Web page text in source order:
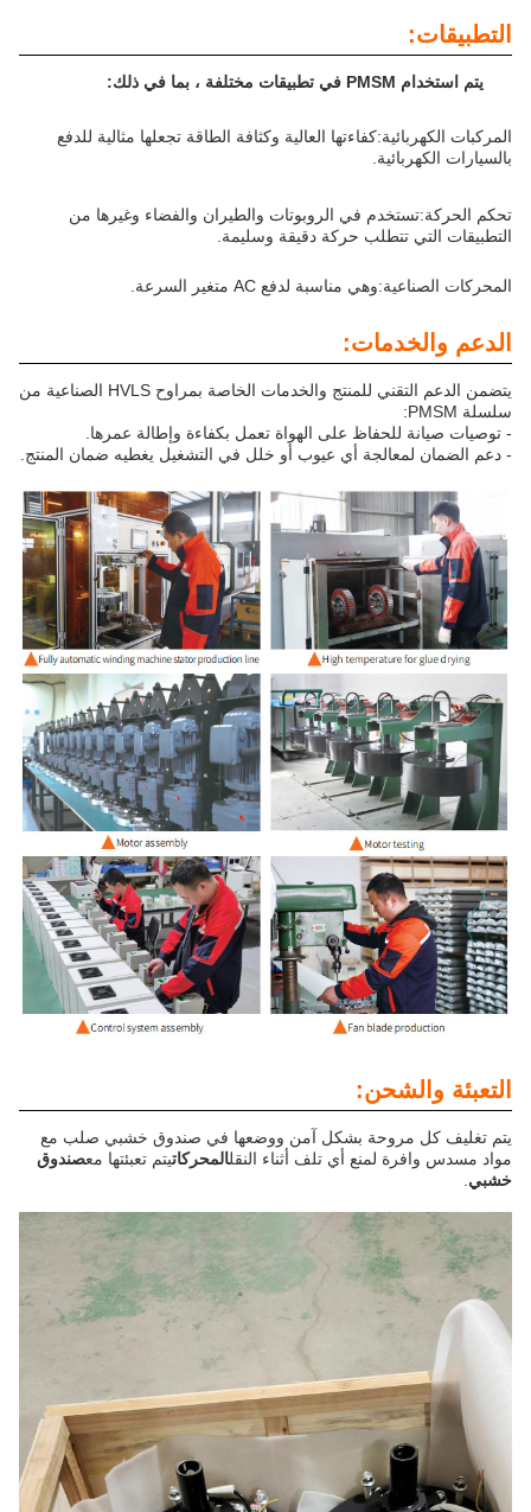
التطبيقات:
يتم استخدام PMSM في تطبيقات مختلفة ، بما في ذلك:
المركبات الكهربائية:كفاءتها العالية وكثافة الطاقة تجعلها مثالية للدفع
بالسيارات الكهربائية.
تحكم الحركة:تستخدم في الروبوتات والطيران والفضاء وغيرها من
التطبيقات التي تتطلب حركة دقيقة وسليمة.
المحركات الصناعية:وهي مناسبة لدفع AC متغير السرعة.
الدعم والخدمات:
يتضمن الدعم التقني للمنتج والخدمات الخاصة بمراوح HVLS الصناعية من
سلسلة PMSM:
- توصيات صيانة للحفاظ على الهواة تعمل بكفاءة وإطالة عمرها.
- دعم الضمان لمعالجة أي عيوب أو خلل في التشغيل يغطيه ضمان المنتج.
التعبئة والشحن:
يتم تغليف كل مروحة بشكل آمن ووضعها في صندوق خشبي صلب مع
مواد مسدس وافرة لمنع أي تلف أثناء النقلالمحركاتيتم تعبئتها معصندوق
خشبي